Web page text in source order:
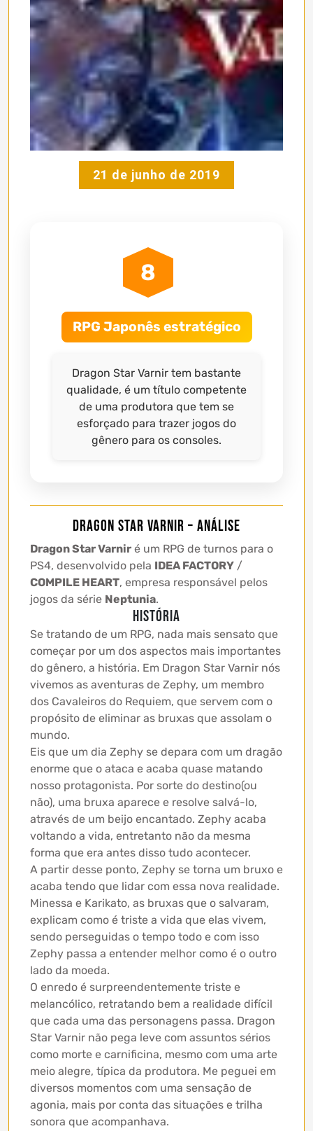
21 de junho de 2019
8
RPG Japonês estratégico
Dragon Star Varnir tem bastante
qualidade, é um título competente
de uma produtora que tem se
esforçado para trazer jogos do
gênero para os consoles.
Dragon Star Varnir – Análise
Dragon Star Varnir é um RPG de turnos para o
PS4, desenvolvido pela IDEA FACTORY /
COMPILE HEART, empresa responsável pelos
jogos da série Neptunia.
HISTÓRIA
Se tratando de um RPG, nada mais sensato que
começar por um dos aspectos mais importantes
do gênero, a história. Em Dragon Star Varnir nós
vivemos as aventuras de Zephy, um membro
dos Cavaleiros do Requiem, que servem com o
propósito de eliminar as bruxas que assolam o
mundo.
Eis que um dia Zephy se depara com um dragão
enorme que o ataca e acaba quase matando
nosso protagonista. Por sorte do destino(ou
não), uma bruxa aparece e resolve salvá-lo,
através de um beijo encantado. Zephy acaba
voltando a vida, entretanto não da mesma
forma que era antes disso tudo acontecer.
A partir desse ponto, Zephy se torna um bruxo e
acaba tendo que lidar com essa nova realidade.
Minessa e Karikato, as bruxas que o salvaram,
explicam como é triste a vida que elas vivem,
sendo perseguidas o tempo todo e com isso
Zephy passa a entender melhor como é o outro
lado da moeda.
O enredo é surpreendentemente triste e
melancólico, retratando bem a realidade difícil
que cada uma das personagens passa. Dragon
Star Varnir não pega leve com assuntos sérios
como morte e carnificina, mesmo com uma arte
meio alegre, típica da produtora. Me peguei em
diversos momentos com uma sensação de
agonia, mais por conta das situações e trilha
sonora que acompanhava.